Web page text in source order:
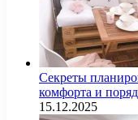
Секреты
комфорта и
15.12.2025